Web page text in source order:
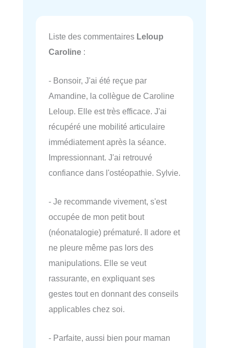
Liste des commentaires Leloup
Caroline :
- Bonsoir, J'ai été reçue par
Amandine, la collègue de Caroline
Leloup. Elle est très efficace. J'ai
récupéré une mobilité articulaire
immédiatement après la séance.
Impressionnant. J'ai retrouvé
confiance dans l'ostéopathie. Sylvie.
- Je recommande vivement, s'est
occupée de mon petit bout
(néonatalogie) prématuré. Il adore et
ne pleure même pas lors des
manipulations. Elle se veut
rassurante, en expliquant ses
gestes tout en donnant des conseils
applicables chez soi.
- Parfaite, aussi bien pour maman